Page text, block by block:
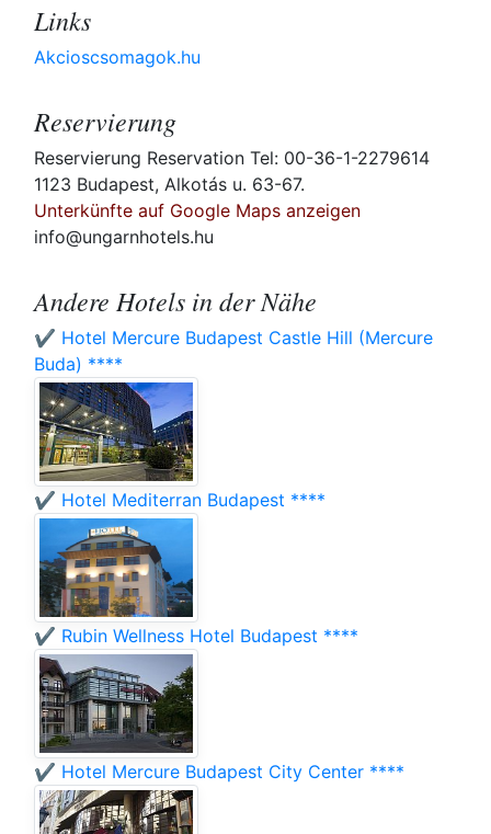
Links
Akcioscsomagok.hu
Reservierung
Reservierung Reservation Tel: 00-36-1-2279614
1123 Budapest, Alkotás u. 63-67.
Unterkünfte auf Google Maps anzeigen
info@ungarnhotels.hu
Andere Hotels in der Nähe
✔️ Hotel Mercure Budapest Castle Hill (Mercure
Buda) ****
✔️ Hotel Mediterran Budapest ****
✔️ Rubin Wellness Hotel Budapest ****
✔️ Hotel Mercure Budapest City Center ****